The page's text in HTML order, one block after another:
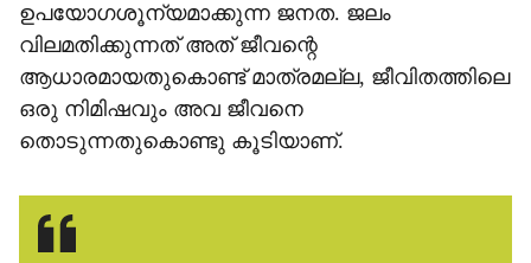
ഉപയോഗശൂന്യമാക്കുന്ന ജനത. ജലം
വിലമതിക്കുന്നത് അത് ജീവന്റെ
ആധാരമായതുകൊണ്ട് മാത്രമല്ല, ജീവിതത്തിലെ
ഒരു നിമിഷവും അവ ജീവനെ
തൊടുന്നതുകൊണ്ടു കൂടിയാണ്.